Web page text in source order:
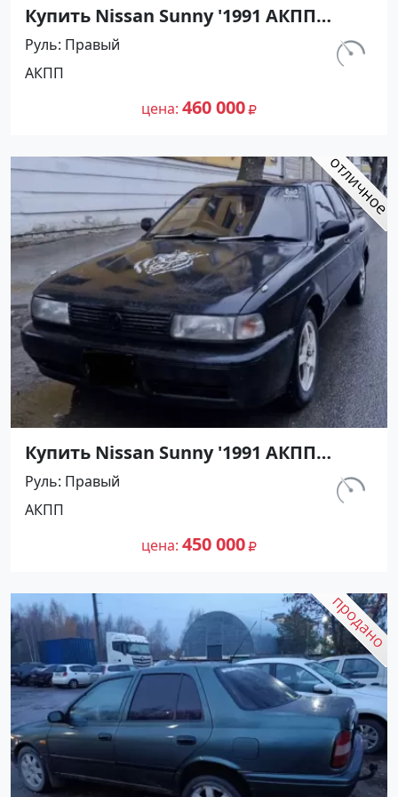
Купить Nissan Sunny '1991 АКПП
(1400/75 л.с.) Бензин инжектор
Тамань цвет Черный Седан по цене
460000 рублей, объявление №27493
на сайте Авторынок23
Руль Правый
АКПП
цена 460 000
Купить Nissan Sunny '1991 АКПП
(1400/75 л.с.) Бензин инжектор
Мостовской цвет Черный Седан по
цене 450000 рублей, объявление
№27489 на сайте Авторынок23
км.
Руль Правый
АКПП
цена 450 000